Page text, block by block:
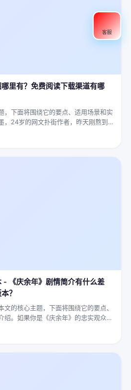
哪里有？免费阅读下载渠道有哪
，下面将围绕它的要点、适用场景和实
，24岁的网文扑街作者，昨天刚熬到凌
的大纲，揉着发酸的眼睛扑上床就睡，
- 《庆余年》剧情简介有什么差
？
文的核心主题，下面将围绕它的要点、
绍。如果你是《庆余年》的忠实观众，
频平台上呈现出两个略有差异的版本，
客服